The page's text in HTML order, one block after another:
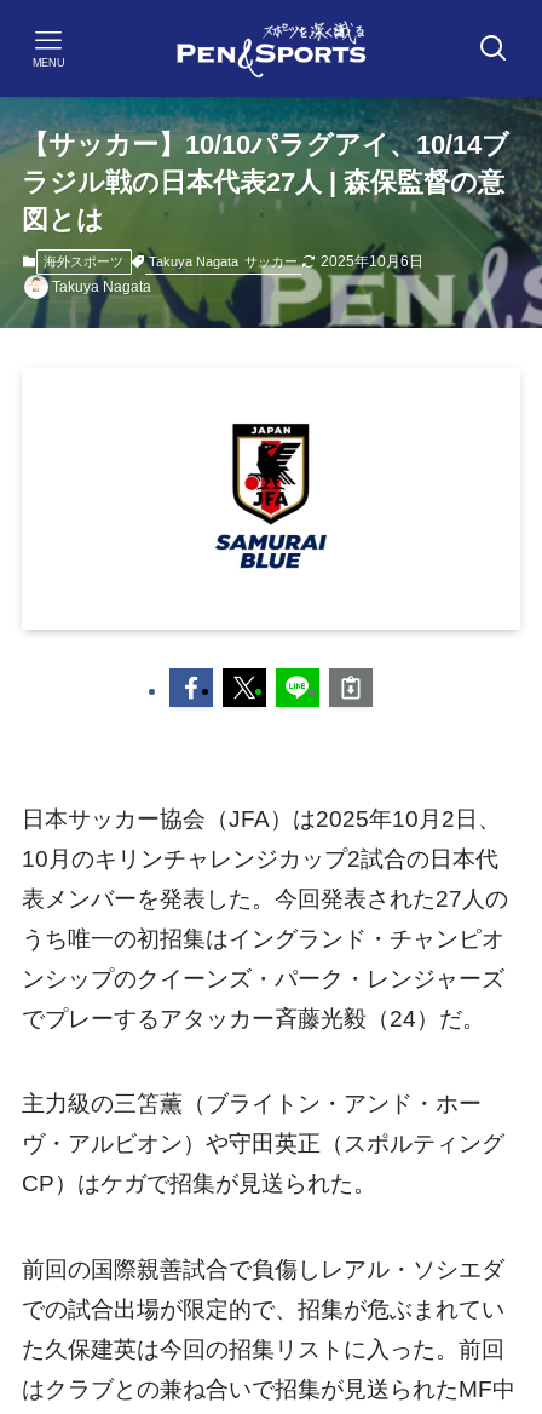
MENU
【サッカー】10/10パラグアイ、10/14ブ
ラジル戦の日本代表27人 | 森保監督の意
図とは
海外スポーツ Takuya Nagata サッカー
2025年10月6日
Takuya Nagata
日本サッカー協会（JFA）は2025年10月2日、
10月のキリンチャレンジカップ2試合の日本代
表メンバーを発表した。今回発表された27人の
うち唯一の初招集はイングランド・チャンピオ
ンシップのクイーンズ・パーク・レンジャーズ
でプレーするアタッカー斉藤光毅（24）だ。
主力級の三笘薫（ブライトン・アンド・ホー
ヴ・アルビオン）や守田英正（スポルティング
CP）はケガで招集が見送られた。
前回の国際親善試合で負傷しレアル・ソシエダ
での試合出場が限定的で、招集が危ぶまれてい
た久保建英は今回の招集リストに入った。前回
はクラブとの兼ね合いで招集が見送られたMF中